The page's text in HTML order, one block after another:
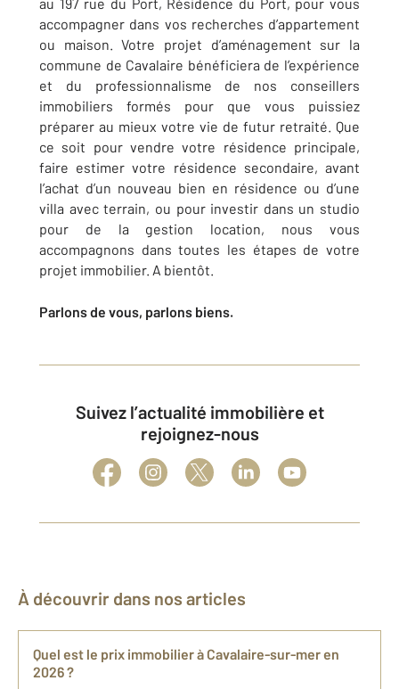
accompagner dans vos recherches d’appartement
ou maison. Votre projet d’aménagement sur la
commune de Cavalaire bénéficiera de l’expérience
et du professionnalisme de nos conseillers
immobiliers formés pour que vous puissiez
préparer au mieux votre vie de futur retraité. Que
ce soit pour vendre votre résidence principale,
faire estimer votre résidence secondaire, avant
l’achat d’un nouveau bien en résidence ou d’une
villa avec terrain, ou pour investir dans un studio
pour de la gestion location, nous vous
accompagnons dans toutes les étapes de votre
projet immobilier. A bientôt.
Parlons de vous, parlons biens.
Suivez l’actualité immobilière et
rejoignez-nous
À découvrir dans nos articles
Quel est le prix immobilier à Cavalaire-sur-mer en
2026 ?